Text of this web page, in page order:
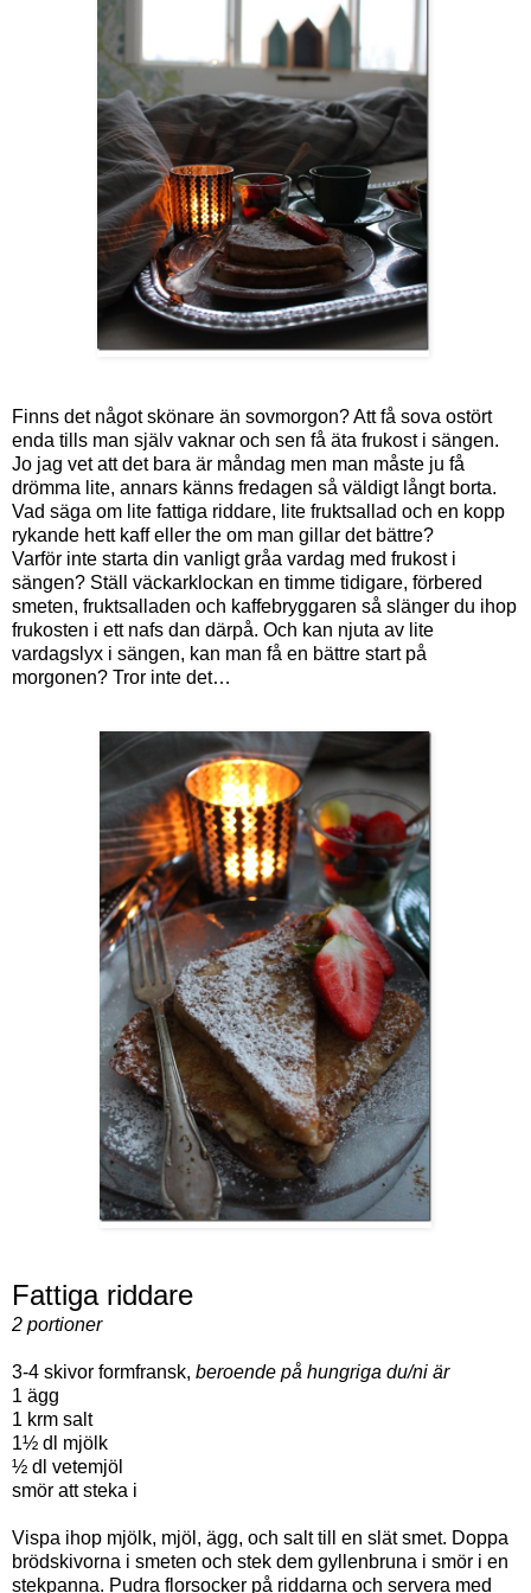
Finns det något skönare än sovmorgon? Att få sova ostört
enda tills man själv vaknar och sen få äta frukost i sängen.
Jo jag vet att det bara är måndag men man måste ju få
drömma lite, annars känns fredagen så väldigt långt borta.
Vad säga om lite fattiga riddare, lite fruktsallad och en kopp
rykande hett kaff eller the om man gillar det bättre?
Varför inte starta din vanligt gråa vardag med frukost i
sängen? Ställ väckarklockan en timme tidigare, förbered
smeten, fruktsalladen och kaffebryggaren så slänger du ihop
frukosten i ett nafs dan därpå. Och kan njuta av lite
vardagslyx i sängen, kan man få en bättre start på
morgonen? Tror inte det…
Fattiga riddare
2 portioner
3-4 skivor formfransk, beroende på hungriga du/ni är
1 ägg
1 krm salt
1½ dl mjölk
½ dl vetemjöl
smör att steka i
Vispa ihop mjölk, mjöl, ägg, och salt till en slät smet. Doppa
brödskivorna i smeten och stek dem gyllenbruna i smör i en
stekpanna. Pudra florsocker på riddarna och servera med